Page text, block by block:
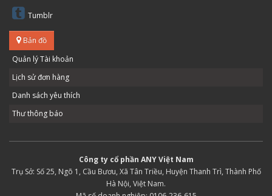
Tumblr
Bản đồ
Quản lý Tài khoản
Lịch sử đơn hàng
Danh sách yêu thích
Thư thông báo
Công ty cổ phần ANY Việt Nam
Trụ Sở: Số 25, Ngõ 1, Cầu Bươu, Xã Tân Triều, Huyện Thanh Trì, Thành Phố
Hà Nội, Việt Nam.